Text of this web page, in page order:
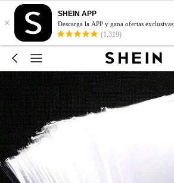
×
SHEIN APP
Descarga la APP y gana ofertas exclusivas
(1,319)